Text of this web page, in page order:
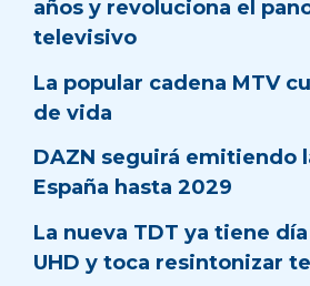
años y revoluciona el
televisivo
La popular cadena MTV
de vida
DAZN seguirá emitiendo
España hasta 2029
La nueva TDT ya tiene día
UHD y toca resintonizar